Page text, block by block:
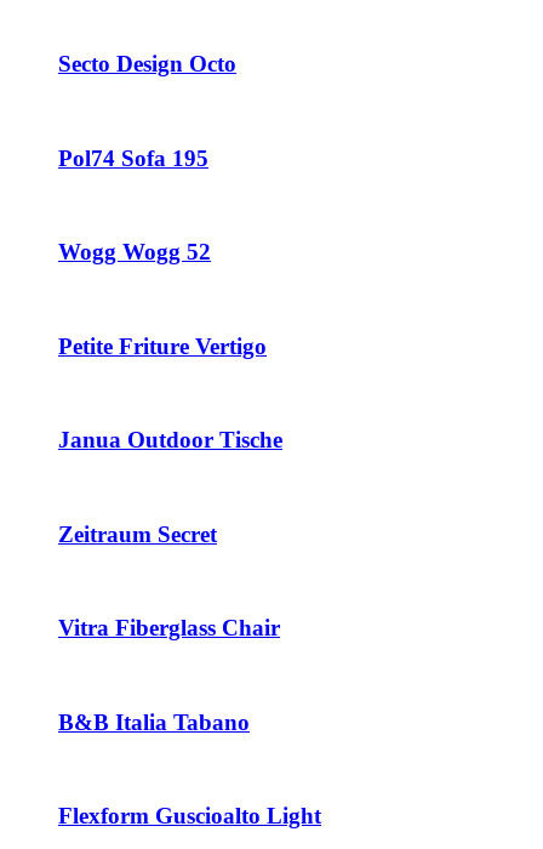
Secto Design Octo
Pol74 Sofa 195
Wogg Wogg 52
Petite Friture Vertigo
Janua Outdoor Tische
Zeitraum Secret
Vitra Fiberglass Chair
B&B Italia Tabano
Flexform Guscioalto Light